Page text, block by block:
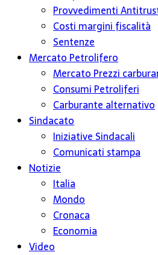
Provvedimenti
Costi margini fiscalità
Sentenze
Mercato Petrolifero
Mercato Prezzi
Consumi Petroliferi
Carburante alternativo
Sindacato
Iniziative Sindacali
Comunicati stampa
Notizie
Italia
Mondo
Cronaca
Economia
Video